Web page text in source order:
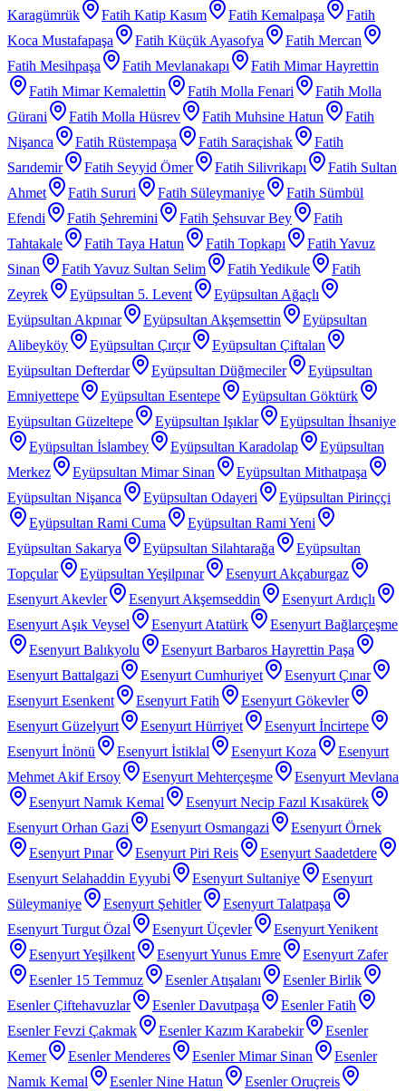
Karagümrük Fatih Katip Kasım Fatih Kemalpaşa
Fatih
Koca Mustafapaşa
Fatih Küçük Ayasofya
Fatih Mercan
Fatih Mesihpaşa
Fatih Mevlanakapı
Fatih Mimar Hayrettin
Fatih Mimar Kemalettin
Fatih Molla Fenari
Fatih Molla
Gürani
Fatih Molla Hüsrev Fatih Muhsine Hatun
Fatih
Nişanca
Fatih Rüstempaşa Fatih Saraçishak
Fatih
Sarıdemir
Fatih Seyyid Ömer Fatih Silivrikapı
Fatih Sultan
Ahmet
Fatih Sururi Fatih Süleymaniye
Fatih Sümbül
Efendi
Fatih Şehremini Fatih Şehsuvar Bey
Fatih
Tahtakale
Fatih Taya Hatun Fatih Topkapı
Fatih Yavuz
Sinan
Fatih Yavuz Sultan Selim Fatih Yedikule
Fatih
Zeyrek
Eyüpsultan 5. Levent
Eyüpsultan Ağaçlı
Eyüpsultan Akpınar
Eyüpsultan Akşemsettin
Eyüpsultan
Alibeyköy
Eyüpsultan Çırçır
Eyüpsultan Çiftalan
Eyüpsultan Defterdar
Eyüpsultan Düğmeciler
Eyüpsultan
Emniyettepe
Eyüpsultan Esentepe
Eyüpsultan Göktürk
Eyüpsultan Güzeltepe
Eyüpsultan Işıklar
Eyüpsultan İhsaniye
Eyüpsultan İslambey
Eyüpsultan Karadolap
Eyüpsultan
Merkez
Eyüpsultan Mimar Sinan
Eyüpsultan Mithatpaşa
Eyüpsultan Nişanca
Eyüpsultan Odayeri
Eyüpsultan Pirinççi
Eyüpsultan Rami Cuma
Eyüpsultan Rami Yeni
Eyüpsultan Sakarya
Eyüpsultan Silahtarağa
Eyüpsultan
Topçular
Eyüpsultan Yeşilpınar
Esenyurt Akçaburgaz
Esenyurt Akevler
Esenyurt Akşemseddin
Esenyurt Ardıçlı
Esenyurt Aşık Veysel
Esenyurt Atatürk
Esenyurt Bağlarçeşme
Esenyurt Balıkyolu
Esenyurt Barbaros Hayrettin Paşa
Esenyurt Battalgazi
Esenyurt Cumhuriyet
Esenyurt Çınar
Esenyurt Esenkent
Esenyurt Fatih
Esenyurt Gökevler
Esenyurt Güzelyurt
Esenyurt Hürriyet
Esenyurt İncirtepe
Esenyurt İnönü
Esenyurt İstiklal Esenyurt Koza
Esenyurt
Mehmet Akif Ersoy
Esenyurt Mehterçeşme
Esenyurt Mevlana
Esenyurt Namık Kemal
Esenyurt Necip Fazıl Kısakürek
Esenyurt Orhan Gazi
Esenyurt Osmangazi
Esenyurt Örnek
Esenyurt Pınar
Esenyurt Piri Reis
Esenyurt Saadetdere
Esenyurt Selahaddin Eyyubi
Esenyurt Sultaniye
Esenyurt
Süleymaniye
Esenyurt Şehitler
Esenyurt Talatpaşa
Esenyurt Turgut Özal
Esenyurt Üçevler
Esenyurt Yenikent
Esenyurt Yeşilkent
Esenyurt Yunus Emre
Esenyurt Zafer
Esenler 15 Temmuz
Esenler Atışalanı
Esenler Birlik
Esenler Çiftehavuzlar
Esenler Davutpaşa
Esenler Fatih
Esenler Fevzi Çakmak
Esenler Kazım Karabekir
Esenler
Kemer
Esenler Menderes Esenler Mimar Sinan
Esenler
Namık Kemal
Esenler Nine Hatun
Esenler Oruçreis